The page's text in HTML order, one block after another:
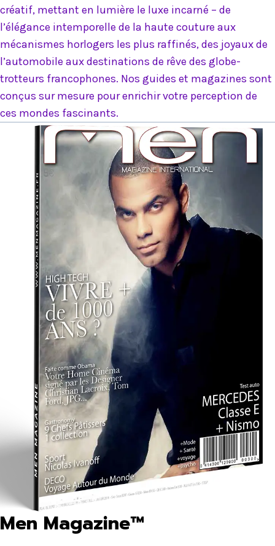
créatif, mettant en lumière le luxe incarné – de
l’élégance intemporelle de la haute couture aux
mécanismes horlogers les plus raffinés, des joyaux de
l’automobile aux destinations de rêve des globe-
trotteurs francophones. Nos guides et magazines sont
conçus sur mesure pour enrichir votre perception de
ces mondes fascinants.
Men Magazine™